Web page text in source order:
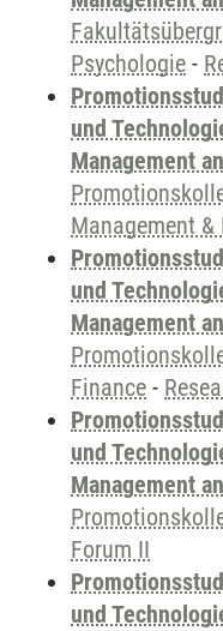
Psychologie -
und
Management
Management
und
Management
Finance -
und
Management
Forum II
und